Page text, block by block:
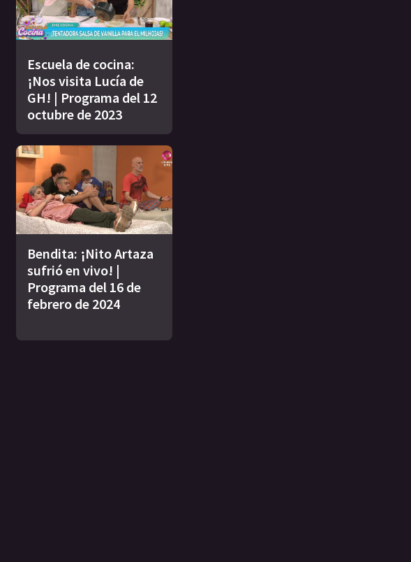
Escuela de cocina:
¡Nos visita Lucía de
GH! | Programa del 12
octubre de 2023
Bendita: ¡Nito Artaza
sufrió en vivo! |
Programa del 16 de
febrero de 2024